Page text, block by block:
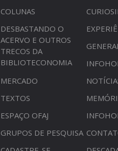
COLUNAS
DESBASTANDO O
ACERVO E OUTROS
TRECOS DA
BIBLIOTECONOMIA
MERCADO
TEXTOS
ESPAÇO OFAJ
GRUPOS DE PESQUISA